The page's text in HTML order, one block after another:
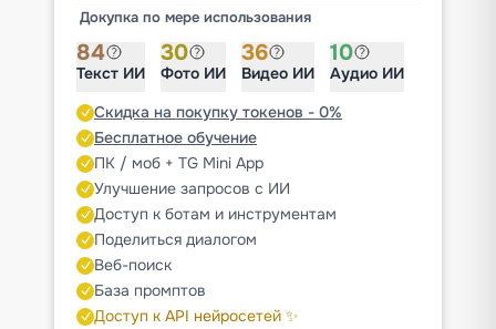
Докупка по мере использования
84
Текст ИИ
30
Фото ИИ
36
Видео ИИ
10
Аудио ИИ
Скидка на покупку токенов - 0%
Бесплатное обучение
ПК / моб + TG Mini App
Улучшение запросов с ИИ
Доступ к ботам и инструментам
Поделиться диалогом
Веб-поиск
База промптов
Доступ к API нейросетей ✨